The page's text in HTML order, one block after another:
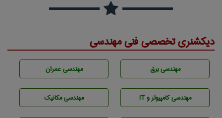
دیکشنری تخصصی فنی مهندسی
مهندسی برق مهندسی عمران
مهندسی كامپيوتر و IT مهندسی مکانیک